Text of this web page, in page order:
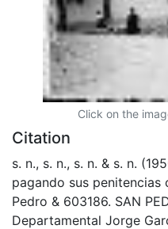
Click on the
Citation
s. n., s. n., s. n. & s. n.
pagando sus penitencias
Pedro & 603186. SAN
Departamental Jorge